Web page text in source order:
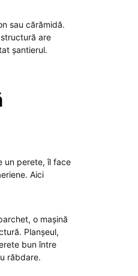
sau cărămidă.
are
șantierul.
un perete, îl face
Aici
o mașină
Planșeul,
bun între
răbdare.